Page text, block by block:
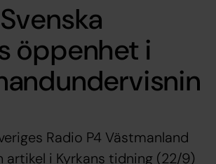
öppenhet i
Radio P4 Västmanland
artikel i Kyrkans tidning (22/9)